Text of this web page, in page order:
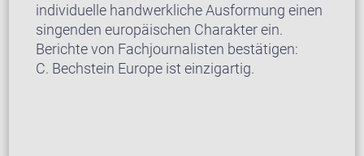
individuelle handwerkliche Ausformung einen
singenden europäischen Charakter ein.
Berichte von Fachjournalisten bestätigen:
C. Bechstein Europe ist einzigartig.